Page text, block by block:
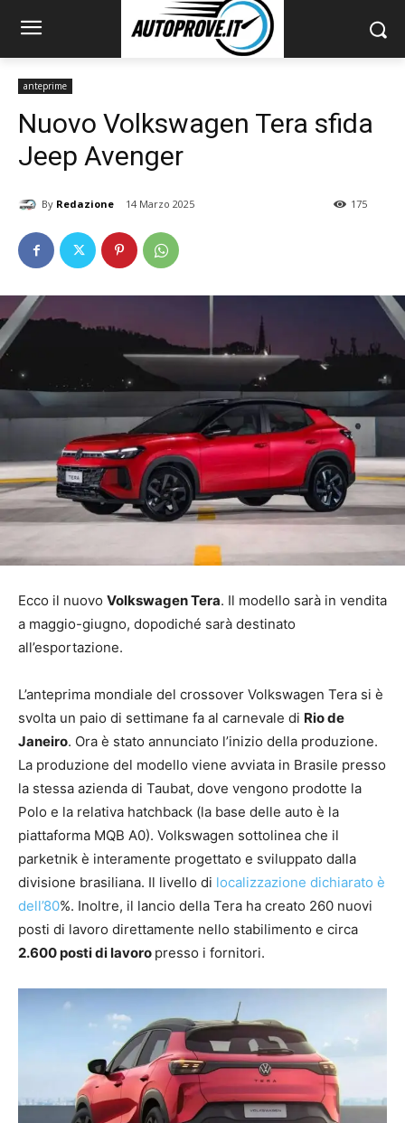
anteprime
Nuovo Volkswagen Tera sfida
Jeep Avenger
By Redazione 14 Marzo 2025 175
Ecco il nuovo Volkswagen Tera. Il modello sarà in vendita
a maggio-giugno, dopodiché sarà destinato
all’esportazione.
L’anteprima mondiale del crossover Volkswagen Tera si è
svolta un paio di settimane fa al carnevale di Rio de
Janeiro. Ora è stato annunciato l’inizio della produzione.
La produzione del modello viene avviata in Brasile presso
la stessa azienda di Taubat, dove vengono prodotte la
Polo e la relativa hatchback (la base delle auto è la
piattaforma MQB A0). Volkswagen sottolinea che il
parketnik è interamente progettato e sviluppato dalla
divisione brasiliana. Il livello di localizzazione dichiarato è
dell’80%. Inoltre, il lancio della Tera ha creato 260 nuovi
posti di lavoro direttamente nello stabilimento e circa
2.600 posti di lavoro presso i fornitori.